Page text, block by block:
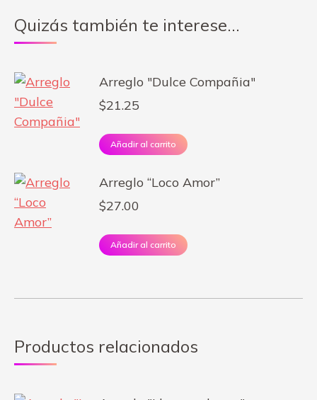
Quizás también te interese…
Arreglo "Dulce Compañia"
$21.25
Añadir al carrito
Arreglo “Loco Amor”
$27.00
Añadir al carrito
Productos relacionados